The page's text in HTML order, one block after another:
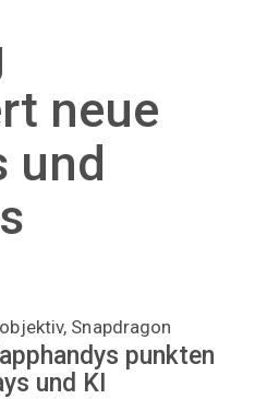
neue
und
Snapdragon
punkten
und KI